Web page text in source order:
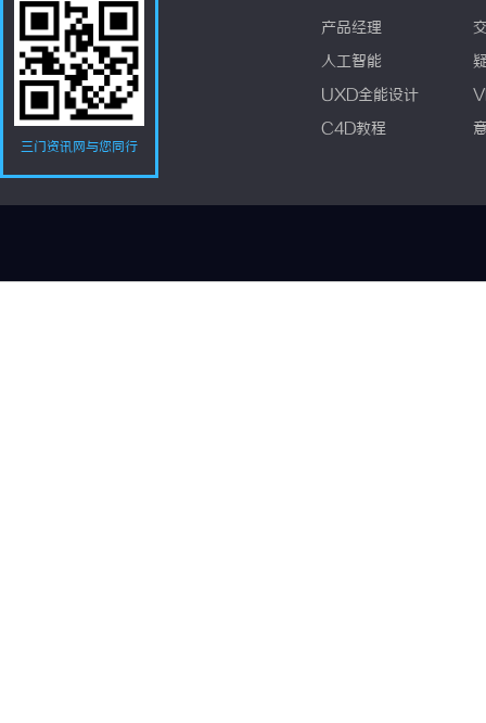
三门资讯网与您同行
产品经理
人工智能
UXD全能设计
C4D教程